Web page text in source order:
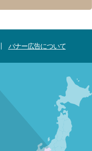
バナー広告について